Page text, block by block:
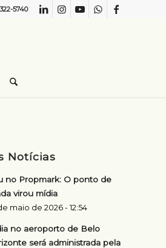
5740
Notícias
no Propmark: O ponto de
virou mídia
maio de 2026 - 12:54
no aeroporto de Belo
será administrada pela